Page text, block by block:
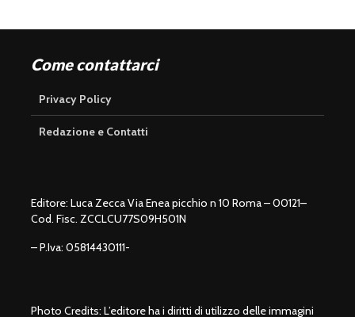
Come contattarci
Privacy Policy
Redazione e Contatti
Editore: Luca Zecca Via Enea picchio n 10 Roma – 00121–
Cod. Fisc. ZCCLCU77S09H501N
– P.Iva: 05814430111-
Photo Credits: L’editore ha i diritti di utilizzo delle immagini